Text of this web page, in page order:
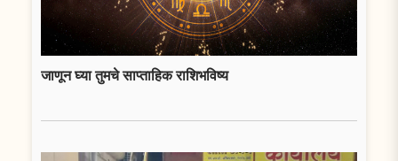
जाणून घ्या तुमचे साप्ताहिक राशिभविष्य